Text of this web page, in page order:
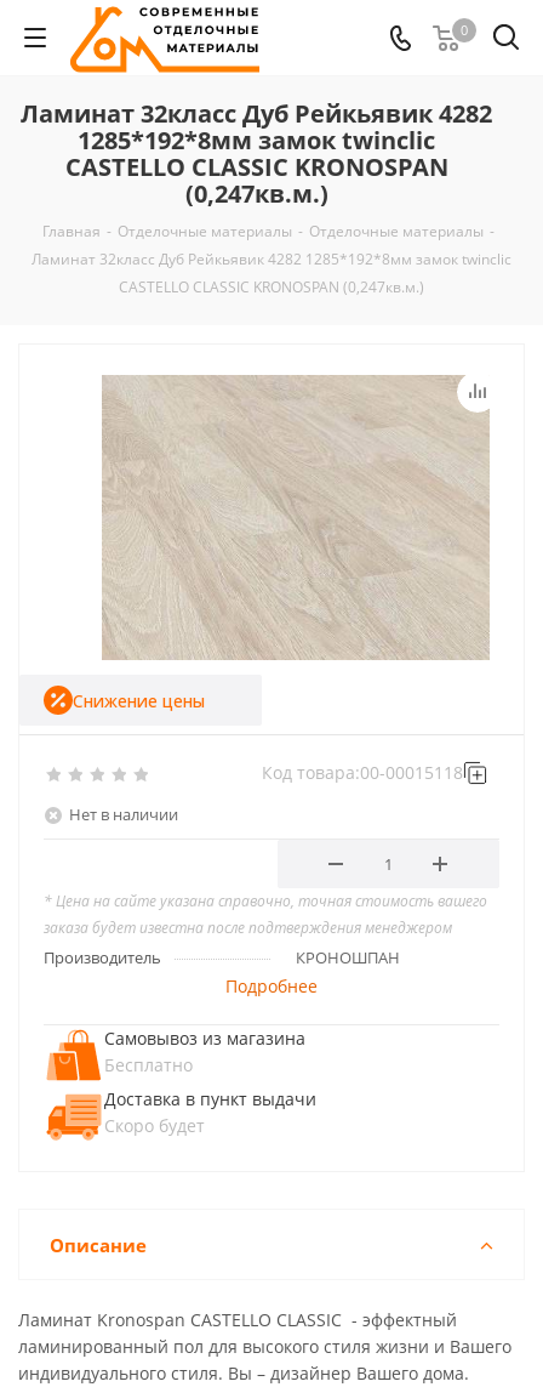
0
Ламинат 32класс Дуб Рейкьявик 4282
1285*192*8мм замок twinclic
CASTELLO CLASSIC KRONOSPAN
(0,247кв.м.)
Главная - Отделочные материалы - Отделочные материалы -
Ламинат 32класс Дуб Рейкьявик 4282 1285*192*8мм замок twinclic
CASTELLO CLASSIC KRONOSPAN (0,247кв.м.)
Нет в наличии
Код товара:00-00015118
Снижение цены
* Цена на сайте указана справочно, точная стоимость вашего
заказа будет известна после подтверждения менеджером
Производитель КРОНОШПАН
Подробнее
Самовывоз из магазина
Бесплатно
Доставка в пункт выдачи
Скоро будет
Описание
Ламинат Kronospan CASTELLO CLASSIC - эффектный
ламинированный пол для высокого стиля жизни и Вашего
индивидуального стиля. Вы – дизайнер Вашего дома.